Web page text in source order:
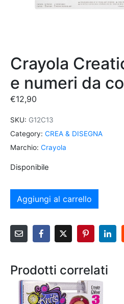
Crayola
e numeri da
€12,90
SKU: G12C13
Category: CREA & DISEGNA
Marchio: Crayola
Disponibile
Aggiungi al carrello
Prodotti correlati